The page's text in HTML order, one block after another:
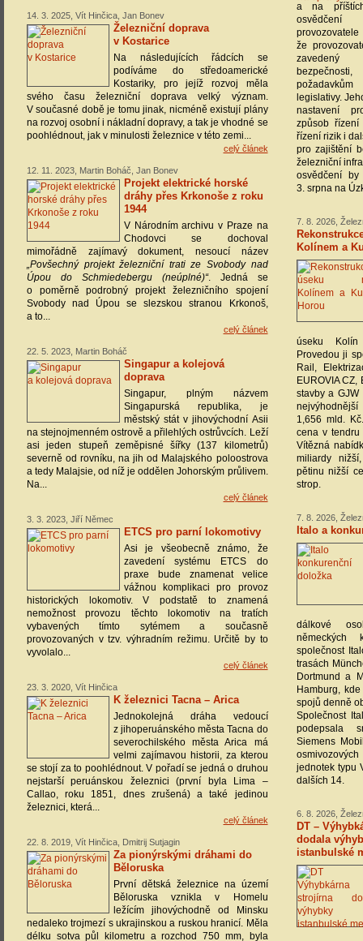
a na
provozovatele
že
legislativy.
nastavení
způsob
řízení rizik i
pro zajištění
železniční
osvědčení
3. srpna na
7. 8. 2026,
Kolínem a
úseku
Provedou ji
Rail,
EUROVIA CZ,
stavby a
1,656 mld.
cena v tendru
Vítězná
miliardy
pětinu nižší
strop.
7. 8. 2026,
Italo a
dálkové
německých
společnost
trasách
Dortmund a
Hamburg,
spojů denně
Společnost
podepsala
Siemens
jednotek typu
dalších 14.
6. 8. 2026,
DT –
dodala
istanbulské
14. 3. 2025, Vít Hinčica, Jan Bonev
Železniční doprava
v Kostarice
Na následujících řádcích se
podíváme do středoamerické
Kostariky, pro jejíž rozvoj měla
svého času železniční doprava velký význam.
V současné době je tomu jinak, nicméně existují plány
na rozvoj osobní i nákladní dopravy, a tak je vhodné se
poohlédnout, jak v minulosti železnice v této zemi...
celý článek
12. 11. 2023, Martin Boháč, Jan Bonev
Projekt elektrické horské
dráhy přes Krkonoše z roku
1944
V Národním archivu v Praze na
Chodovci se dochoval
mimořádně zajímavý dokument, nesoucí název
„Povšechný projekt železniční trati ze Svobody nad
Úpou do Schmiedebergu (neúplné)“. Jedná se
o poměrně podrobný projekt železničního spojení
Svobody nad Úpou se slezskou stranou Krkonoš,
a to...
celý článek
22. 5. 2023, Martin Boháč
Singapur a kolejová
doprava
Singapur, plným názvem
Singapurská republika, je
městský stát v jihovýchodní Asii
na stejnojmenném ostrově a přilehlých ostrůvcích. Leží
asi jeden stupeň zeměpisné šířky (137 kilometrů)
severně od rovníku, na jih od Malajského poloostrova
a tedy Malajsie, od níž je oddělen Johorským průlivem.
Na...
celý článek
3. 3. 2023, Jiří Němec
ETCS pro parní lokomotivy
Asi je všeobecně známo, že
zavedení systému ETCS do
praxe bude znamenat velice
vážnou komplikaci pro provoz
historických lokomotiv. V podstatě to znamená
nemožnost provozu těchto lokomotiv na tratích
vybavených tímto sytémem a současně
provozovaných v tzv. výhradním režimu. Určitě by to
vyvolalo...
celý článek
23. 3. 2020, Vít Hinčica
K železnici Tacna – Arica
Jednokolejná dráha vedoucí
z jihoperuánského města Tacna do
severochilského města Arica má
velmi zajímavou historii, za kterou
se stojí za to poohlédnout. V pořadí se jedná o druhou
nejstarší peruánskou železnici (první byla Lima –
Callao, roku 1851, dnes zrušená) a také jedinou
železnici, která...
celý článek
22. 8. 2019, Vít Hinčica, Dmitrij Sutjagin
Za pionýrskými dráhami do
Běloruska
První dětská železnice na území
Běloruska vznikla v Homelu
ležícím jihovýchodně od Minsku
nedaleko trojmezí s ukrajinskou a ruskou hranicí. Měla
délku sotva půl kilometru a rozchod 750 mm, byla